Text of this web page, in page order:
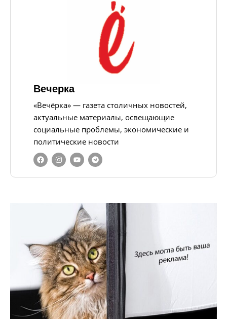
Вечерка
«Вечёрка» — газета столичных новостей,
актуальные материалы, освещающие
социальные проблемы, экономические и
политические новости